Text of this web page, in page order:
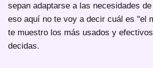
sepan adaptarse a las necesidades
eso aquí no te voy a decir cuál es "el
te muestro los más usados y
decidas.